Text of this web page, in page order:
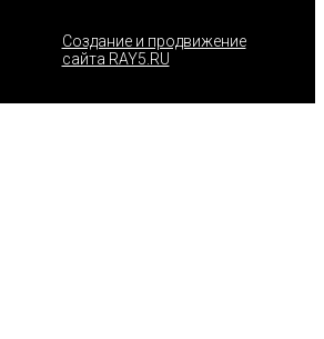
Создание и продвижение
сайта RAY5.RU